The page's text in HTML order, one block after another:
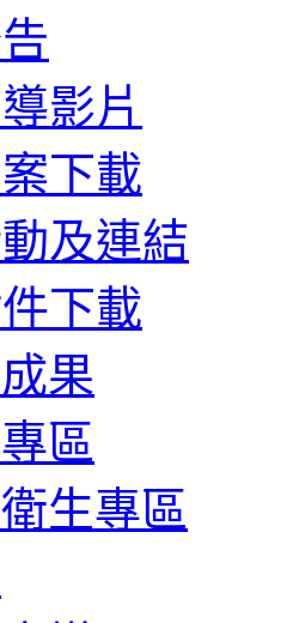
影片
下載
及連結
下載
果
區
生專區